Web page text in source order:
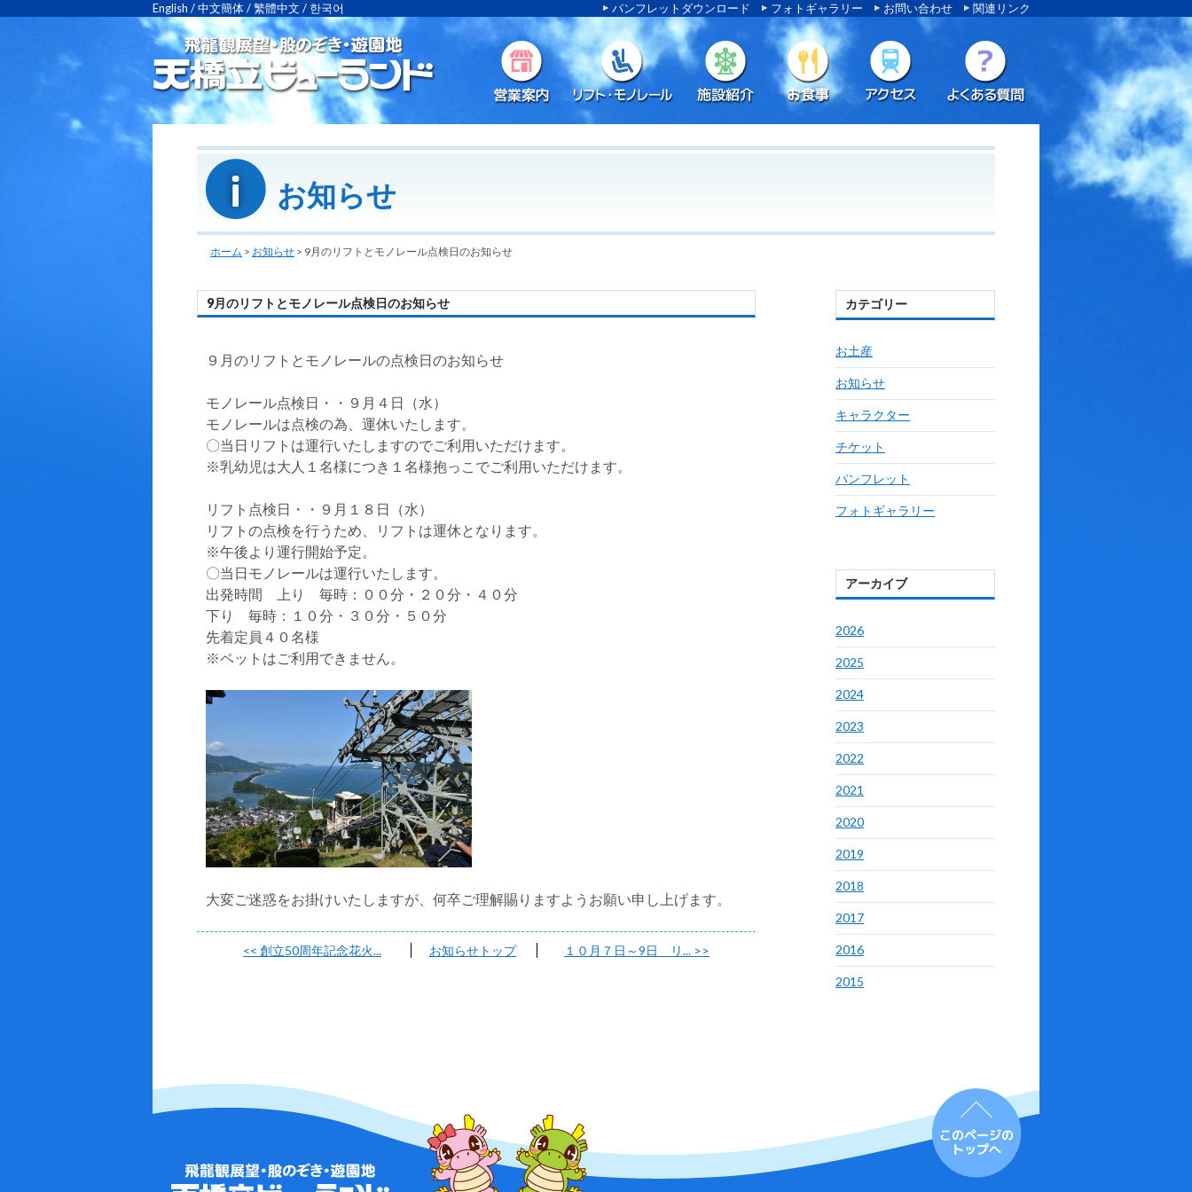
English /中文簡体/繁體中文 / 한국어 パンフレットダウンロード フォトギャラリー お問い合わせ 関連リンク
お知らせ
ホーム > お知らせ > 9月のリフトとモノレール点検日のお知らせ
9月のリフトとモノレール点検日のお知らせ
９月のリフトとモノレールの点検日のお知らせ
モノレール点検日・・９月４日（水）
モノレールは点検の為、運休いたします。
〇当日リフトは運行いたしますのでご利用いただけます。
※乳幼児は大人１名様につき１名様抱っこでご利用いただけます。
リフト点検日・・９月１８日（水）
リフトの点検を行うため、リフトは運休となります。
※午後より運行開始予定。
〇当日モノレールは運行いたします。
出発時間 上り 毎時：００分・２０分・４０分
下り 毎時：１０分・３０分・５０分
先着定員４０名様
※ペットはご利用できません。
大変ご迷惑をお掛けいたしますが、何卒ご理解賜りますようお願い申し上げます。
<< 創立50周年記念花火... お知らせトップ １０月７日～9日 リ... >>
カテゴリー
お土産
お知らせ
キャラクター
チケット
パンフレット
フォトギャラリー
アーカイブ
2026
2025
2024
2023
2022
2021
2020
2019
2018
2017
2016
2015